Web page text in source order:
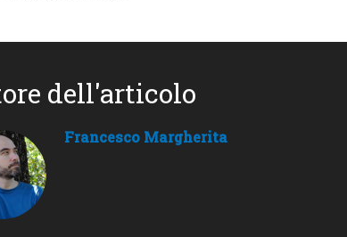
dell'articolo
Francesco Margherita